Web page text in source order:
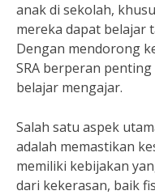
anak di sekolah,
mereka dapat belajar
Dengan mendorong
SRA berperan
belajar mengajar.
Salah satu aspek
adalah memastikan
memiliki kebijakan
dari kekerasan, baik